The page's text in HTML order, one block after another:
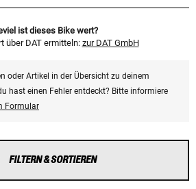
ist dieses Bike wert?
über DAT ermitteln: zur DAT GmbH
oder Artikel in der Übersicht zu deinem
hast einen Fehler entdeckt? Bitte informiere
Formular
FILTERN & SORTIEREN